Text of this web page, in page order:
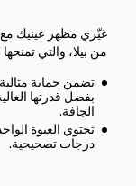
غيّري مظهر عينيك مع
من بيلا، والتي تمنحها
تضمن حماية
بفضل قدرتها
الجافة.
درجات تصحيحية.